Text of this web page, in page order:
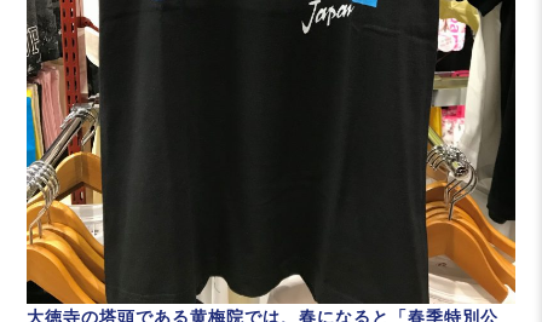
大徳寺の塔頭である黄梅院では、春になると「春季特別公